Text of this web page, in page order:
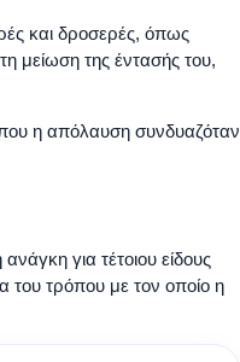
και δροσερές, όπως
μείωση της έντασής του,
η απόλαυση συνδυαζόταν
για τέτοιου είδους
του τρόπου με τον οποίο η